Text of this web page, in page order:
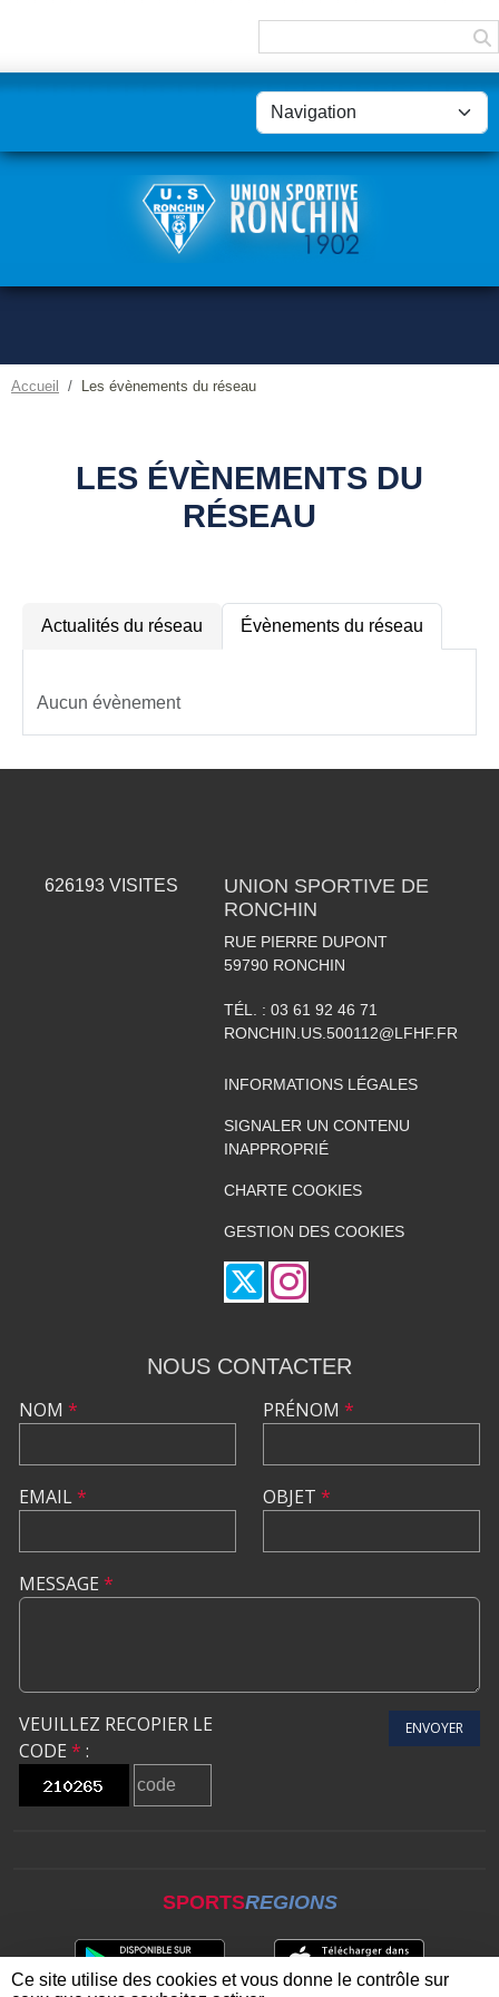
Accueil Les évènements du réseau
LES ÉVÈNEMENTS DU
RÉSEAU
Actualités du réseau Évènements du réseau
Aucun évènement
626193 VISITES
UNION SPORTIVE DE
RONCHIN
RUE PIERRE DUPONT
59790 RONCHIN
TÉL. : 03 61 92 46 71
RONCHIN.US.500112@LFHF.FR
INFORMATIONS LÉGALES
SIGNALER UN CONTENU
INAPPROPRIÉ
CHARTE COOKIES
GESTION DES COOKIES
NOUS CONTACTER
NOM *
EMAIL*
PRÉNOM *
OBJET *
MESSAGE *
VEUILLEZ RECOPIER LE
CODE * :
ENVOYER
SPORTSREGIONS
Ce site utilise des cookies et vous donne le contrôle sur